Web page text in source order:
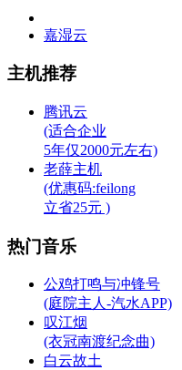
嘉湿云
主机推荐
腾讯云
(适合企业
5年仅2000元左右)
老薛主机
(优惠码:feilong
立省25元 )
热门音乐
公鸡打鸣与冲锋号
(庭院主人-汽水APP)
叹江烟
(衣冠南渡纪念曲)
白云故土